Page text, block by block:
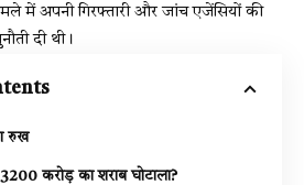
में अपनी गिरफ्तारी और जांच एजेंसियों की
दी थी।
रुख
करोड़ का शराब घोटाला?